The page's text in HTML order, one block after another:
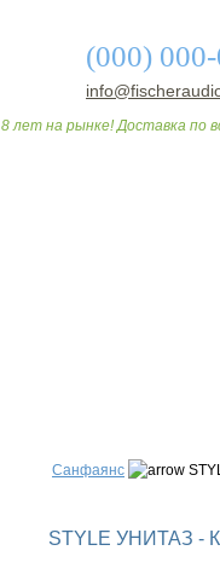
(000)
8 лет на рынке! Доставка по
Санфаянс
STYLE УНИТАЗ